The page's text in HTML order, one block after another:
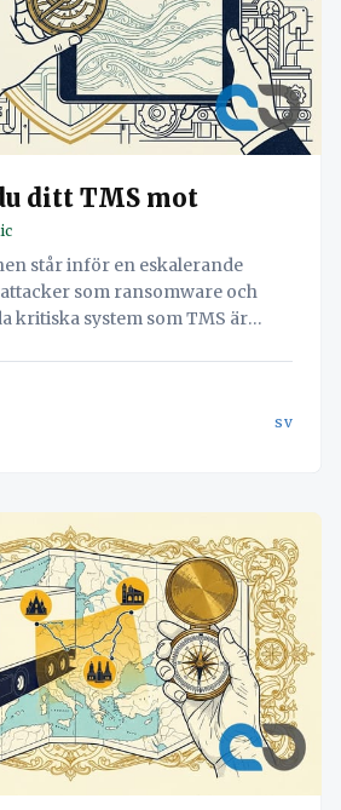
ditt TMS mot
står inför en eskalerande
som ransomware och
kritiska system som TMS är
fyra konkreta åtgärder
sv